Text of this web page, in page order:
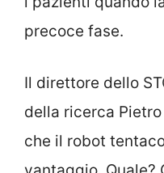
precoce fase.
Il direttore dello
della ricerca
che il robot